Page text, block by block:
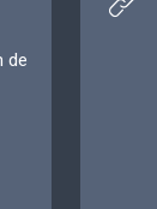
de